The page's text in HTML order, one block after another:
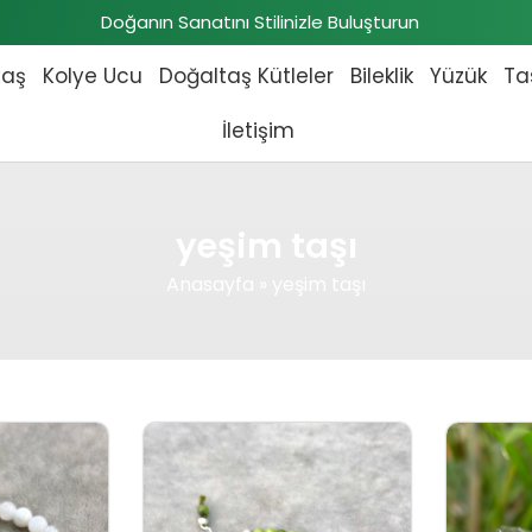
Doğanın Sanatını Stilinizle Buluşturun
Kolye Ucu Doğaltaş Kütleler Bileklik Yüzük
İletişim
₺1.196,00.
Şu andaki fiyat: ₺1.092,00. Orijinal fiyat: ₺2.806,00.
Şu andaki fiyat: